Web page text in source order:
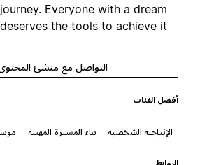
journey. Everyone with a dream
deserves the tools to achieve it.
التواصل مع منشئ المحتوى
أفضل الفئات
الإنتاجية الشخصية بناء المسيرة المهنية موسمي